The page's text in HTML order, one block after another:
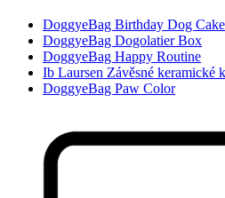
DoggyeBag Birthday Dog Cake
DoggyeBag Dogolatier Box
DoggyeBag Happy Routine
Ib Laursen Závěsné keramické
DoggyeBag Paw Color